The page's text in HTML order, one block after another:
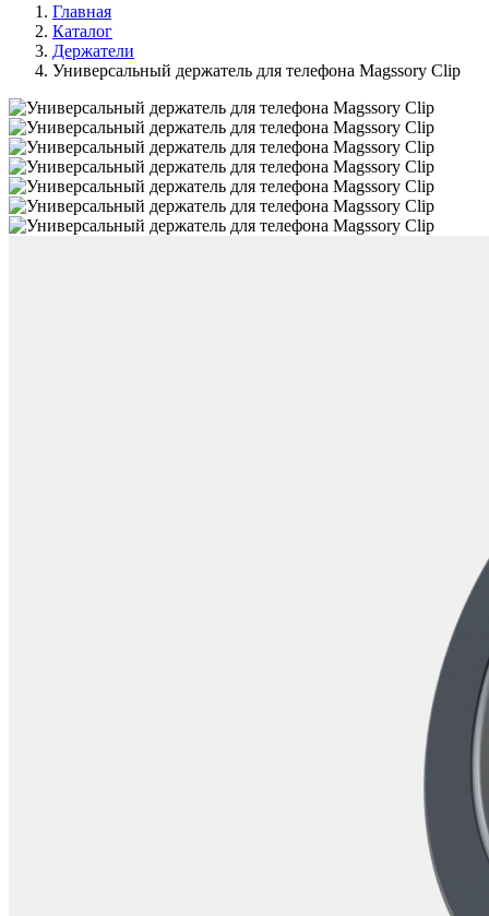
Главная
Каталог
Держатели
Универсальный держатель для телефона Magssory Clip